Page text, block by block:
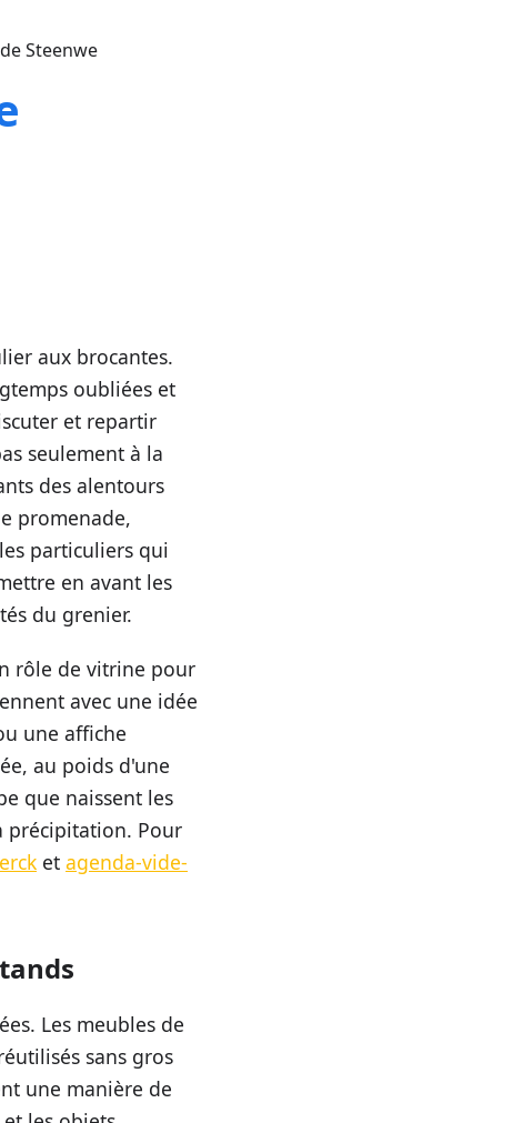
Steenwe
aux brocantes.
oubliées et
et repartir
seulement à la
des alentours
promenade,
particuliers qui
en avant les
du grenier.
rôle de vitrine pour
avec une idée
une affiche
au poids d'une
que naissent les
précipitation. Pour
et agenda-vide-
Les meubles de
sans gros
une manière de